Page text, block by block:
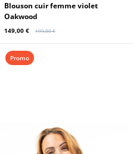
Blouson cuir femme violet
Oakwood
149,00 € 199,00 €
Promo